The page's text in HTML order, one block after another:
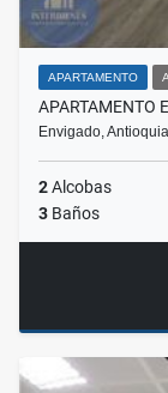
APARTAMENTO
APARTAMENTO
Envigado,
2Alcobas
3 Baños